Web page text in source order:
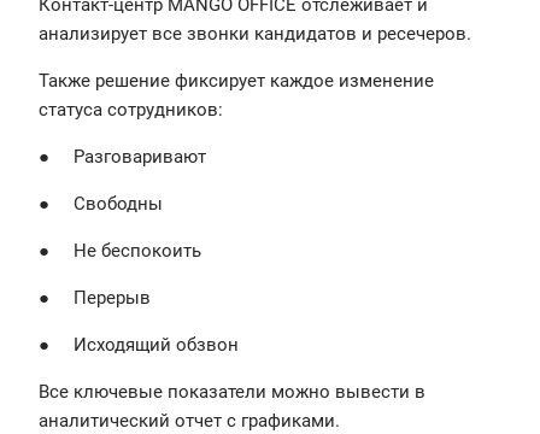
Контакт-центр MANGO OFFICE отслеживает и
анализирует все звонки кандидатов и ресечеров.
Также решение фиксирует каждое изменение
статуса сотрудников:
● Разговаривают
● Свободны
● Не беспокоить
● Перерыв
● Исходящий обзвон
Все ключевые показатели можно вывести в
аналитический отчет с графиками.